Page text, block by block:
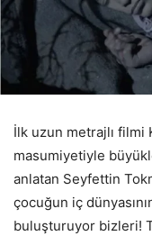
İlk uzun metrajlı filmi
masumiyetiyle
anlatan Seyfettin
çocuğun iç
buluşturuyor bizleri!